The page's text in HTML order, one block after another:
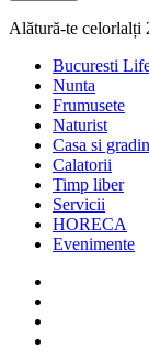
Alătură-te celorlalți
Bucuresti
Nunta
Frumusete
Naturist
Casa si
Calatorii
Timp liber
Servicii
HORECA
Evenimente